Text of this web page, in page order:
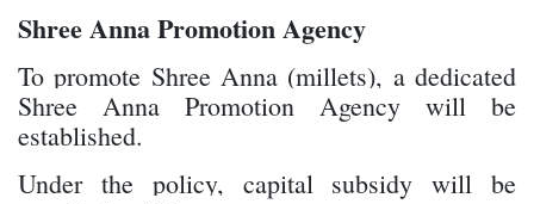
Shree Anna Promotion Agency
To promote Shree Anna (millets), a dedicated
Shree Anna Promotion Agency will be
established.
Under the policy, capital subsidy will be